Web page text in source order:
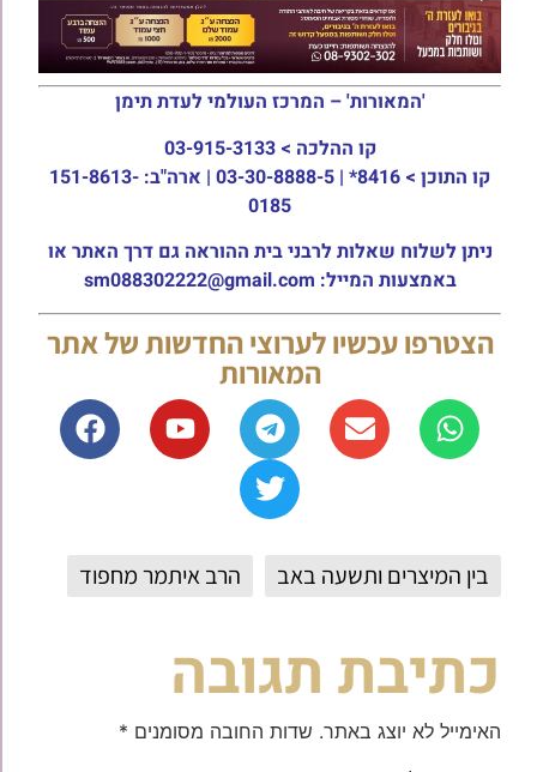
'המאורות' – המרכז העולמי לעדת תימן
קו ההלכה > 03-915-3133
קו התוכן >
8416* | 03-30-8888-5 | ארה"ב: 151-8613-
0185
ניתן לשלוח שאלות לרבני בית ההוראה גם דרך האתר או
באמצעות המייל: sm088302222@gmail.com
הצטרפו עכשיו לערוצי החדשות של אתר
המאורות
בין המיצרים ותשעה באב הרב איתמר מחפוד
כתיבת תגובה
האימייל לא יוצג באתר. שדות החובה מסומנים *